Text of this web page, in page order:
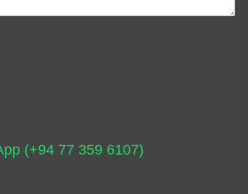
(+94 77 359 6107)